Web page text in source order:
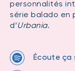
personnalités
série balado en
d’Urbania.
Écoute ça